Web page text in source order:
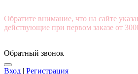
Обратите внимание, что на сайте
действующие при первом заказе от
Обратный звонок
Вход | Регистрация